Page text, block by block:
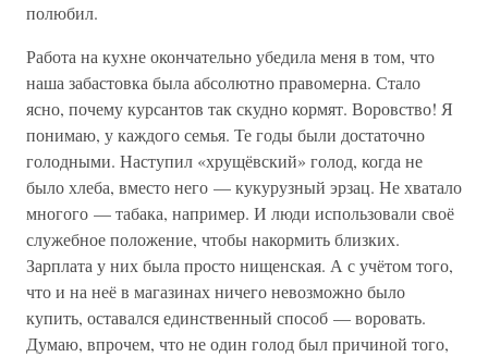
полюбил.
Работа на кухне окончательно убедила меня в том, что
наша забастовка была абсолютно правомерна. Стало
ясно, почему курсантов так скудно кормят. Воровство! Я
понимаю, у каждого семья. Те годы были достаточно
голодными. Наступил «хрущёвский» голод, когда не
было хлеба, вместо него — кукурузный эрзац. Не хватало
многого — табака, например. И люди использовали своё
служебное положение, чтобы накормить близких.
Зарплата у них была просто нищенская. А с учётом того,
что и на неё в магазинах ничего невозможно было
купить, оставался единственный способ — воровать.
Думаю, впрочем, что не один голод был причиной того,